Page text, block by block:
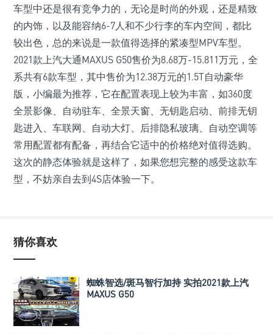
车型中还是很有竞争力的，无论是时尚的外观，还是精致
的内饰，以及能容纳6-7人和不少行李的车内空间，都比
较出色，总的来说是一款值得选择的紧凑型MPV车型。
2021款上汽大通MAXUS G50售价为8.68万-15.811万元，全
系共有6款车型，其中售价为12.38万元的1.5T自动豪华
版，小编最为推荐，它在配置表现上较为丰富，如360度
全景影像、自动驻车、全景天窗、无钥匙启动、前排无钥
匙进入、车联网、自动大灯、后排隐私玻璃、自动空调等
常用配置都有配备，再结合它适中的价格绝对值得选购。
这次的静态体验就是这样了，如果您想完整的感受这款车
型，不妨亲自去到4S店体验一下。
猜你喜欢
蜘蛛智选/斑马智行加持 实拍2021款上汽
MAXUS G50